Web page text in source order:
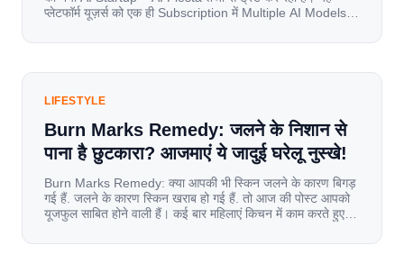
प्लेटफॉर्म यूज़र्स को एक ही Subscription में Multiple AI Models
यूज़र्स का जबरदस्त रिस्पॉन्स लॉन्च के तुरंत […]
LIFESTYLE
Burn Marks Remedy: जलने के निशान से
पाना है छुटकारा? आजमाएं ये जादुई घरेलू नुस्खे!
Burn Marks Remedy: क्या आपकी भी स्किन जलने के कारण बिगड़
गई हैं. जलने के कारण स्किन खराब हो गई हैं. तो आज की पोस्ट आपको
यूजफुल साबित होने वाली हैं। कई बार महिलाएं किचन में काम करते हुए
[…]